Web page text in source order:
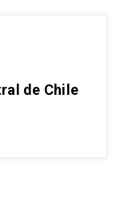
de Chile